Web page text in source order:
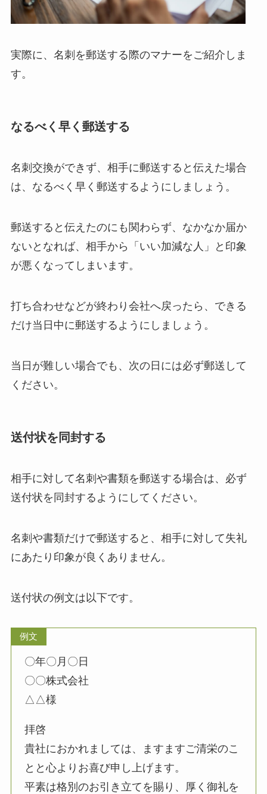
実際に、名刺を郵送する際のマナーをご紹介しま
す。
なるべく早く郵送する
名刺交換ができず、相手に郵送すると伝えた場合
は、なるべく早く郵送するようにしましょう。
郵送すると伝えたのにも関わらず、なかなか届か
ないとなれば、相手から「いい加減な人」と印象
が悪くなってしまいます。
打ち合わせなどが終わり会社へ戻ったら、できる
だけ当日中に郵送するようにしましょう。
当日が難しい場合でも、次の日には必ず郵送して
ください。
送付状を同封する
相手に対して名刺や書類を郵送する場合は、必ず
送付状を同封するようにしてください。
名刺や書類だけで郵送すると、相手に対して失礼
にあたり印象が良くありません。
送付状の例文は以下です。
例文
〇年〇月〇日
〇〇株式会社
△△様
拝啓
貴社におかれましては、ますますご清栄のこ
とと心よりお喜び申し上げます。
平素は格別のお引き立てを賜り、厚く御礼を